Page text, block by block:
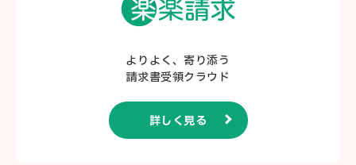
よりよく、寄り添う
請求書受領クラウド
詳しく見る